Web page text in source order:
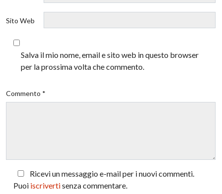
Sito Web
Salva il mio nome, email e sito web in questo browser
per la prossima volta che commento.
Commento *
Ricevi un messaggio e-mail per i nuovi commenti.
Puoi iscrivertisenza commentare.